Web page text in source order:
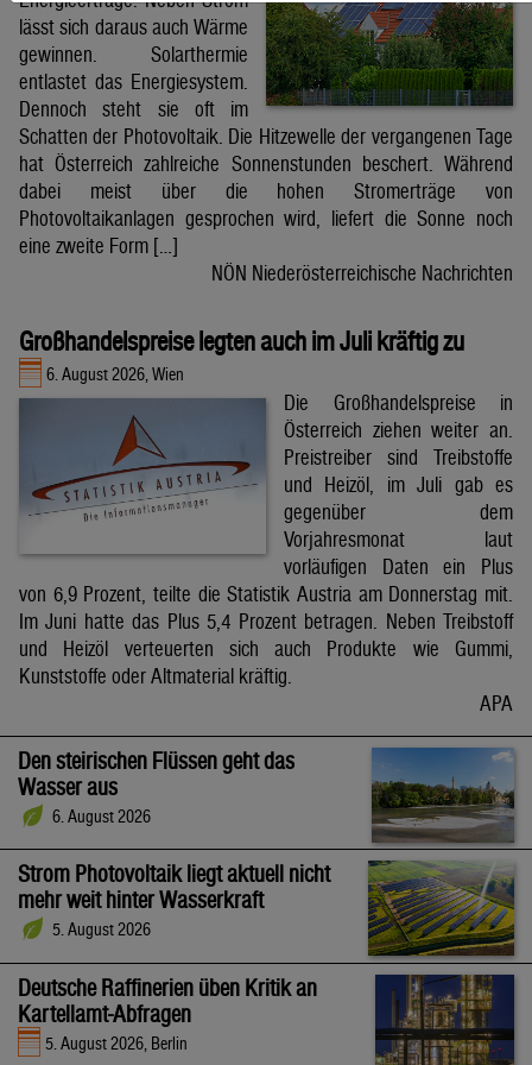
lässt sich daraus auch Wärme
gewinnen. Solarthermie
entlastet das Energiesystem.
Dennoch steht sie oft im
Schatten der Photovoltaik. Die Hitzewelle der vergangenen Tage
hat Österreich zahlreiche Sonnenstunden beschert. Während
dabei meist über die hohen Stromerträge von
Photovoltaikanlagen gesprochen wird, liefert die Sonne noch
eine zweite Form […]
NÖN Niederösterreichische Nachrichten
Großhandelspreise legten auch im Juli kräftig zu
6. August 2026, Wien
Die Großhandelspreise in
Österreich ziehen weiter an.
Preistreiber sind Treibstoffe
und Heizöl, im Juli gab es
gegenüber dem
Vorjahresmonat laut
vorläufigen Daten ein Plus
von 6,9 Prozent, teilte die Statistik Austria am Donnerstag mit.
Im Juni hatte das Plus 5,4 Prozent betragen. Neben Treibstoff
und Heizöl verteuerten sich auch Produkte wie Gummi,
Kunststoffe oder Altmaterial kräftig.
APA
Den steirischen Flüssen geht das
Wasser aus
6. August 2026
Strom Photovoltaik liegt aktuell nicht
mehr weit hinter Wasserkraft
5. August 2026
Deutsche Raffinerien üben Kritik an
Kartellamt-Abfragen
5. August 2026, Berlin